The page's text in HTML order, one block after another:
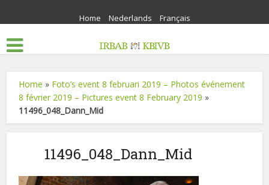
Home Nederlands Français
Home » Foto’s event 8 februari 2019 – Photos événement
8 février 2019 – Pictures event 8 February 2019 »
11496_048_Dann_Mid
11496_048_Dann_Mid